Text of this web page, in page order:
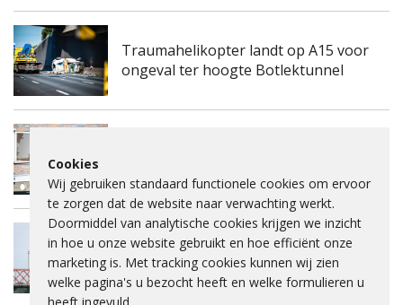
Traumahelikopter landt op A15 voor
ongeval ter hoogte Botlektunnel
ontruimd na mogelijke gaslucht
Spijkenisserbrug twee keer enkele
nachten dicht voor onderhoud
Cookies
Wij gebruiken standaard functionele cookies om ervoor
te zorgen dat de website naar verwachting werkt.
Doormiddel van analytische cookies krijgen we inzicht
in hoe u onze website gebruikt en hoe efficiënt onze
marketing is. Met tracking cookies kunnen wij zien
welke pagina's u bezocht heeft en welke formulieren u